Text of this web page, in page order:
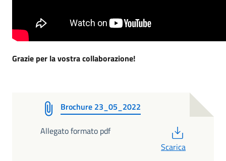
Grazie per la vostra collaborazione!
Brochure 23_05_2022
Allegato formato pdf
Scarica